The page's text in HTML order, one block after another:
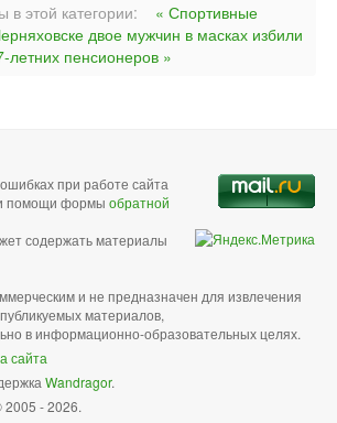
в этой категории:
« Спортивные
двое мужчин в масках избили
летних пенсионеров »
при работе сайта
помощи формы обратной
содержать материалы
и не предназначен для извлечения
материалов,
в информационно-образовательных целях.
сайта
Wandragor.
2005 - 2026.